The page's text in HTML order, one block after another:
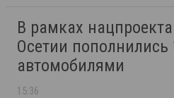
В рамках
Осетии пополнились
автомобилями
15:36